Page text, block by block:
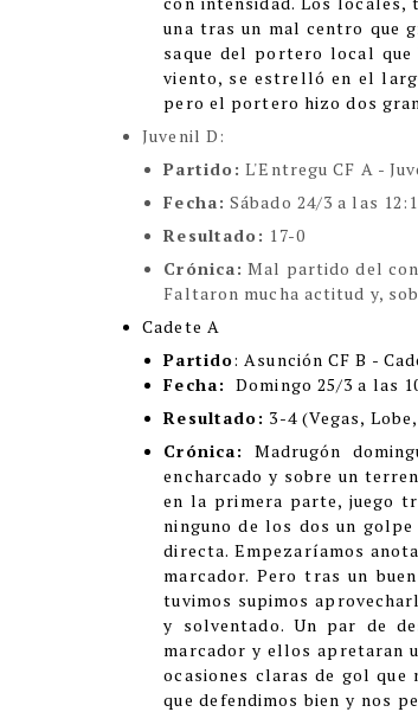
una tras un mal centro que
saque del portero local
viento, se estrelló en el
pero el portero hizo dos
Juvenil D:
Partido: L'Entregu CF A -
Fecha: Sábado 24/3 a las
Resultado: 17-0
Crónica: Mal partido del
Faltaron mucha actitud y,
Cadete A
Partido: Asunción CF B -
Fecha: Domingo 25/3 a las
Resultado: 3-4 (Vegas,
Crónica:
Madrugón
encharcado y sobre un
en la primera parte, juego
ninguno de los dos un
directa. Empezaríamos
marcador. Pero tras un
tuvimos supimos
y solventado. Un par de
marcador y ellos apretaran
ocasiones claras de gol
que defendimos bien y nos